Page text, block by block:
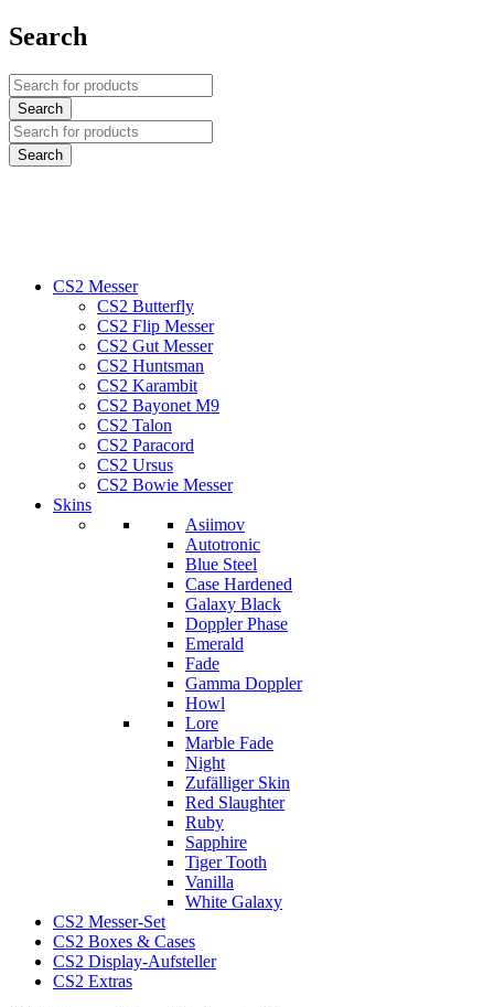
Search
CS2 Messer
CS2 Butterfly
CS2 Flip Messer
CS2 Gut Messer
CS2 Huntsman
CS2 Karambit
CS2 Bayonet M9
CS2 Talon
CS2 Paracord
CS2 Ursus
CS2 Bowie Messer
Skins
Asiimov
Autotronic
Blue Steel
Case Hardened
Galaxy Black
Doppler Phase
Emerald
Fade
Gamma Doppler
Howl
Lore
Marble Fade
Night
Zufälliger Skin
Red Slaughter
Ruby
Sapphire
Tiger Tooth
Vanilla
White Galaxy
CS2 Messer-Set
CS2 Boxes & Cases
CS2 Display-Aufsteller
CS2 Extras